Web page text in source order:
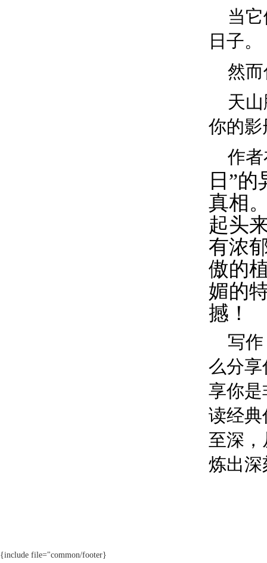
当
日子。
然
天
你的影
作
日”
真相
起头
有浓
傲的
媚的
撼！
写
么分享
享你是
读经典
至深
炼出深
{include file="common/footer}